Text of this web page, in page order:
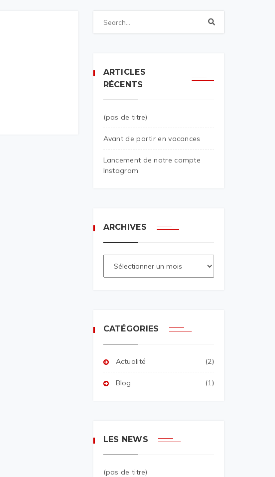
ARTICLES
RÉCENTS
(pas de titre)
Avant de partir en vacances
Lancement de notre compte
Instagram
ARCHIVES
CATÉGORIES
Actualité (2)
Blog (1)
LES NEWS
(pas de titre)